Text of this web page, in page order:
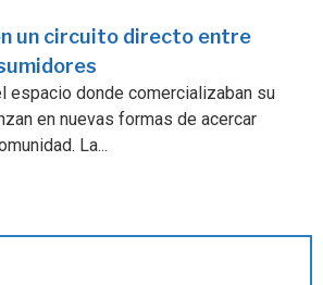
un circuito directo entre
espacio donde comercializaban su
en nuevas formas de acercar
La...